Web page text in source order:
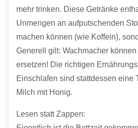
mehr trinken. Diese Getränke
Unmengen an aufputschenden
machen können (wie Koffein),
Generell gilt: Wachmacher
ersetzen! Die richtigen
Einschlafen sind stattdessen eine
Milch mit Honig.
Lesen statt Zappen: